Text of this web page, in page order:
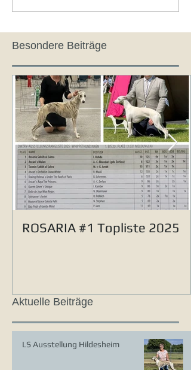
Besondere Beiträge
ROSARIA #1 Topliste 2025
Aktuelle Beiträge
LS Ausstellung Hildesheim